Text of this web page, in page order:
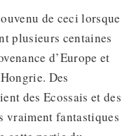
de ceci lorsque
plusieurs centaines
d’Europe et
Des
des Ecossais et des
vraiment fantastiques